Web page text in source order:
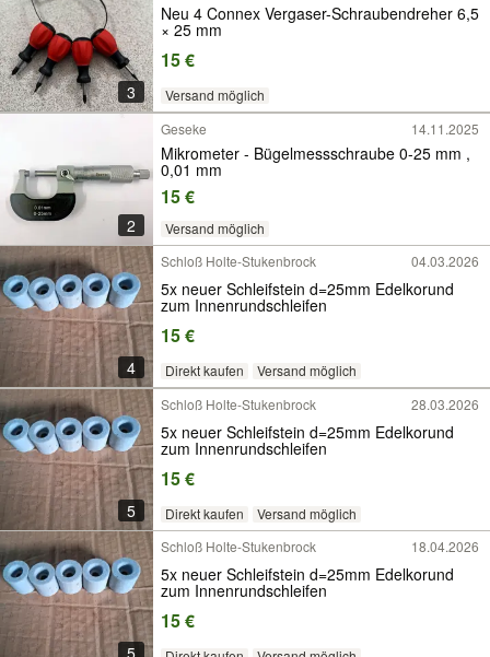
3
Neu 4 Connex Vergaser-Schraubendreher 6,5
× 25 mm
15 €
Versand möglich
2
Geseke 14.11.2025
Mikrometer - Bügelmessschraube 0-25 mm ,
0,01 mm
15 €
Versand möglich
4
Schloß Holte-Stukenbrock 04.03.2026
5x neuer Schleifstein d=25mm Edelkorund
zum Innenrundschleifen
15 €
Direkt kaufen Versand möglich
5
Schloß Holte-Stukenbrock 28.03.2026
5x neuer Schleifstein d=25mm Edelkorund
zum Innenrundschleifen
15 €
Direkt kaufen Versand möglich
5
Schloß Holte-Stukenbrock 18.04.2026
5x neuer Schleifstein d=25mm Edelkorund
zum Innenrundschleifen
15 €